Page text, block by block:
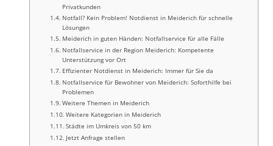
Privatkunden
Notfall? Kein Problem! Notdienst in Meiderich für schnelle
Lösungen
Meiderich in guten Händen: Notfallservice für alle Fälle
Notfallservice in der Region Meiderich: Kompetente
Unterstützung vor Ort
Effizienter Notdienst in Meiderich: Immer für Sie da
Notfallservice für Bewohner von Meiderich: Soforthilfe bei
Problemen
Weitere Themen in Meiderich
Weitere Kategorien in Meiderich
Städte im Umkreis von 50 km
Jetzt Anfrage stellen